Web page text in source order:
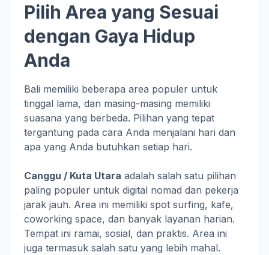
Pilih Area yang Sesuai
dengan Gaya Hidup
Anda
Bali memiliki beberapa area populer untuk
tinggal lama, dan masing-masing memiliki
suasana yang berbeda. Pilihan yang tepat
tergantung pada cara Anda menjalani hari dan
apa yang Anda butuhkan setiap hari.
Canggu / Kuta Utara adalah salah satu pilihan
paling populer untuk digital nomad dan pekerja
jarak jauh. Area ini memiliki spot surfing, kafe,
coworking space, dan banyak layanan harian.
Tempat ini ramai, sosial, dan praktis. Area ini
juga termasuk salah satu yang lebih mahal.